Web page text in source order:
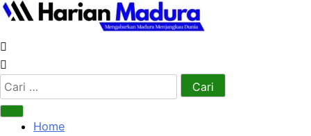
Cari
untuk:
Home